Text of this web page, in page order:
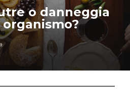
o danneggia